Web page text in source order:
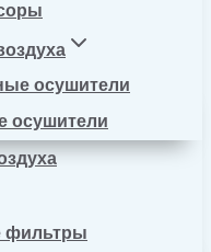
осушители
осушители
фильтры